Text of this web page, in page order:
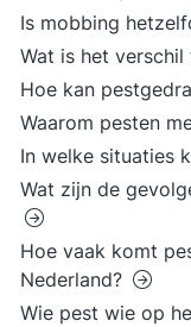
Is mobbing
Wat is het verschil
Hoe kan
Waarom pesten
In welke situaties
Wat zijn de
Hoe vaak komt
Nederland?
Wie pest wie op